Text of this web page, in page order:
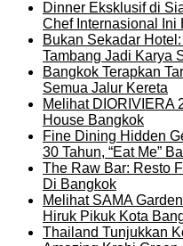
Dinner Eksklusif di
Chef Internasional Ini
Bukan Sekadar
Tambang Jadi Karya
Bangkok Terapkan
Semua Jalur Kereta
Melihat DIORIVIERA
House Bangkok
Fine Dining Hidden
30 Tahun, “Eat Me”
The Raw Bar: Resto
Di Bangkok
Melihat SAMA
Hiruk Pikuk Kota
Thailand Tunjukkan